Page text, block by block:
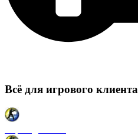
Всё для игрового клиента